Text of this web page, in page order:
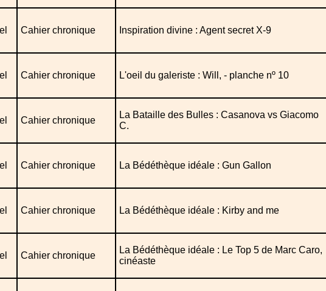
Cahier chronique Inspiration divine : Agent secret X-9
Cahier chronique L'oeil du galeriste : Will, - planche nº 10
Cahier chronique
La Bataille des Bulles : Casanova vs Giacomo
C.
Cahier chronique La Bédéthèque idéale : Gun Gallon
Cahier chronique La Bédéthèque idéale : Kirby and me
Cahier chronique
La Bédéthèque idéale : Le Top 5 de Marc Caro,
cinéaste